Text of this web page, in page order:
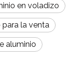
en voladizo
la venta
aluminio